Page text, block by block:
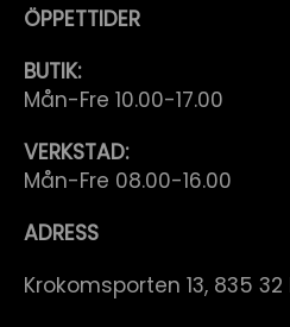
ÖPPETTIDER
BUTIK:
Mån-Fre 10.00-17.00
VERKSTAD:
Mån-Fre 08.00-16.00
ADRESS
Krokomsporten 13, 835 32